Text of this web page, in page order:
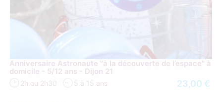
Anniversaire Astronaute "à la découverte de l’espace" à
domicile - 5/12 ans - Dijon 21
2h ou 2h30 5 à 15 ans 23,00 €